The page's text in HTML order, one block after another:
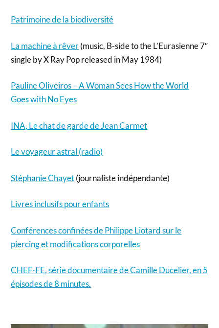
Patrimoine de la biodiversité
La machine à rêver(music, B-side to the L’Eurasienne 7″
single by X Ray Pop released in May 1984)
Pauline Oliveiros – A Woman Sees How the World
Goes with No Eyes
INA, Le chat de garde de Jean Carmet
Le voyageur astral (radio)
Stéphanie Chayet(journaliste indépendante)
Livres inclusifs pour enfants
Conférences confinées de Philippe Liotard sur le
piercing et modifications corporelles
CHEF·FE, série documentaire de Camille Ducelier, en 5
épisodes de 8 minutes.